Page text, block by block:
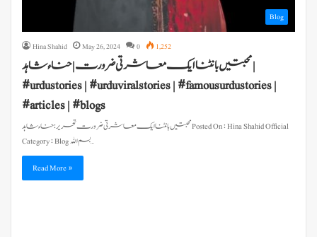
Blog
Hina Shahid May 26, 2024 0 1,252
محبتیں بانٹنا ایک معاشرتی ضرورت | حناء شاہد |
#urdustories | #urduviralstories | #famousurdustories |
#articles | #blogs
محبتیں بانٹنا ایک معاشرتی ضرورت تحریر : حناء شاہد Posted On : Hina Shahid Official
Category : Blog بسم الله…
Read More »